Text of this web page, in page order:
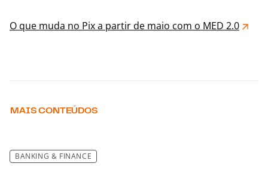
O que muda no Pix a partir de maio com o MED 2.0
MAIS CONTEÚDOS
BANKING & FINANCE